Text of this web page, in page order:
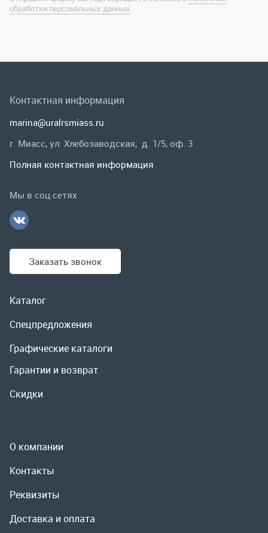
Спецпредложения
Гарантии и возврат
Полезная информация
marina@uralrsmiass.ru
Заказать звонок